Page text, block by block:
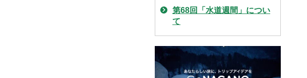
第68回「水道週間」につい
て